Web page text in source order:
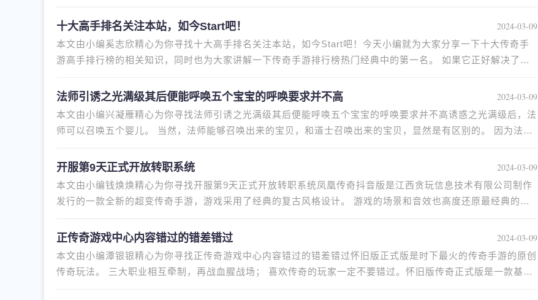
十大高手排名关注本站，如今Start吧！
本文由小编奚志欣精心为你寻找十大高手排名关注本站，如今Start吧！今天小编就为大家分享一下十大传奇手
游高手排行榜的相关知识，同时也为大家讲解一下传奇手游排行榜热门经典中的第一名。 如果它正好解决了你
2024-03-09
法师引诱之光满级其后便能呼唤五个宝宝的呼唤要求并不高
本文由小编兴凝雁精心为你寻找法师引诱之光满级其后便能呼唤五个宝宝的呼唤要求并不高诱惑之光满级后，法
师可以召唤五个婴儿。 当然，法师能够召唤出来的宝贝，和道士召唤出来的宝贝，显然是有区别的。 因为法师
2024-03-09
开服第9天正式开放转职系统
本文由小编钱焕焕精心为你寻找开服第9天正式开放转职系统凤凰传奇抖音版是江西贪玩信息技术有限公司制作
发行的一款全新的超变传奇手游，游戏采用了经典的复古风格设计。 游戏的场景和音效也高度还原最经典的传
2024-03-09
正传奇游戏中心内容错过的错差错过
本文由小编潭银银精心为你寻找正传奇游戏中心内容错过的错差错过怀旧版正式版是时下最火的传奇手游的原创
传奇玩法。 三大职业相互牵制，再战血腥战场； 喜欢传奇的玩家一定不要错过。怀旧版传奇正式版是一款基于
2024-03-09